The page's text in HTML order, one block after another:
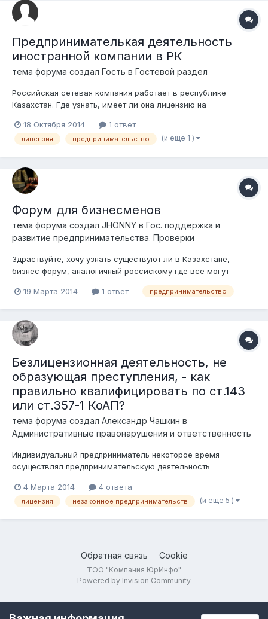
Предпринимателькая деятельность
иностранной компании в РК
тема форума создал Гость в Гостевой раздел
Российская сетевая компания работает в республике
Казахстан. Где узнать, имеет ли она лицензию на
проекте переводятся на личный счет президента компании в
Казкоммерцбанке. Оттуда же выплачиваются заработанные
18 Октября 2014 1 ответ
лицензия предпринимательство (и еще 1 )
Форум для бизнесменов
тема форума создал JHONNY в Гос. поддержка и
развитие предпринимательства. Проверки
Здраствуйте, хочу узнать существуют ли в Казахстане,
бизнес форум, аналогичный россискому где все могут
предпринимательства, практики применения бизнес идей?
19 Марта 2014 1 ответ предпринимательство
Безлицензионная деятельность, не
образующая преступления, - как
правильно квалифицировать по ст.143
или ст.357-1 КоАП?
тема форума создал Александр Чашкин в
Административные правонарушения и ответственность
Индивидуальный предприниматель некоторое время
осуществлял предпринимательскую деятельность
деятельность туроператора. На момент выявления деяния,
полученный ИП размер дохода недостаточен для
4 Марта 2014 4 ответа
лицензия незаконное предпринимательств (и еще 5 )
Обратная связь Cookie
ТОО "Компания ЮрИнфо"
Powered by Invision Community